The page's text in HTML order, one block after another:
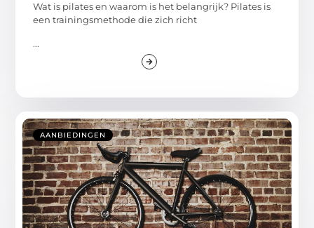
Wat is pilates en waarom is het belangrijk? Pilates is
een trainingsmethode die zich richt
...
AANBIEDINGEN